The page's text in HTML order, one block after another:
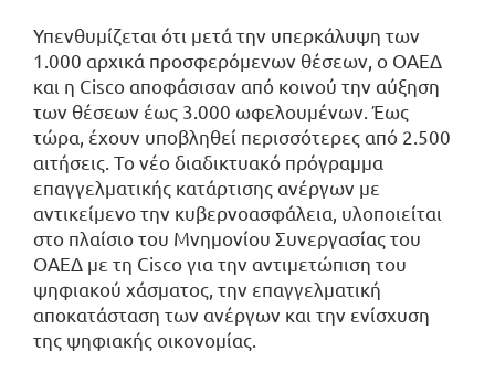
Υπενθυμίζεται ότι μετά την υπερκάλυψη των
1.000 αρχικά προσφερόμενων θέσεων, ο ΟΑΕΔ
και η Cisco αποφάσισαν από κοινού την αύξηση
των θέσεων έως 3.000 ωφελουμένων. Έως
τώρα, έχουν υποβληθεί περισσότερες από 2.500
αιτήσεις. Το νέο διαδικτυακό πρόγραμμα
επαγγελματικής κατάρτισης ανέργων με
αντικείμενο την κυβερνοασφάλεια, υλοποιείται
στο πλαίσιο του Μνημονίου Συνεργασίας του
ΟΑΕΔ με τη Cisco για την αντιμετώπιση του
ψηφιακού χάσματος, την επαγγελματική
αποκατάσταση των ανέργων και την ενίσχυση
της ψηφιακής οικονομίας.